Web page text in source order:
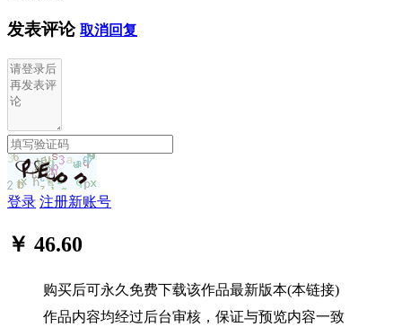
发表评论 取消回复
登录 注册新账号
￥ 46.60
购买后可永久免费下载该作品最新版本(本链接)
作品内容均经过后台审核，保证与预览内容一致